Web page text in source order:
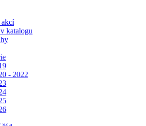
akcí
katalogu
- 2022